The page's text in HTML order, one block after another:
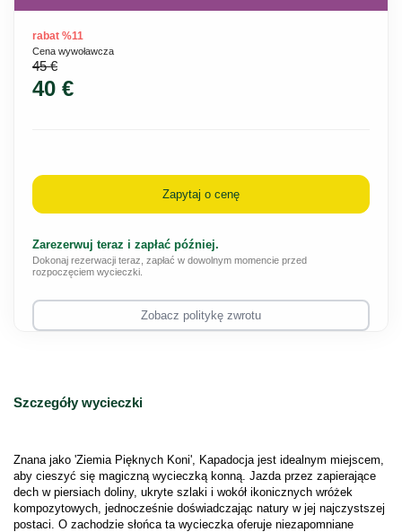
Szczegóły wycieczki
Znana jako 'Ziemia Pięknych Koni', Kapadocja jest idealnym miejscem,
aby cieszyć się magiczną wycieczką konną. Jazda przez zapierające
dech w piersiach doliny, ukryte szlaki i wokół ikonicznych wróżek
kompozytowych, jednocześnie doświadczając natury w jej najczystszej
postaci. O zachodzie słońca ta wycieczka oferuje niezapomniane
rabat %11
Cena wywoławcza
45 €
40 €
Zapytaj o cenę
Zarezerwuj teraz i zapłać później.
Dokonaj rezerwacji teraz, zapłać w dowolnym momencie przed
rozpoczęciem wycieczki.
Zobacz politykę zwrotu